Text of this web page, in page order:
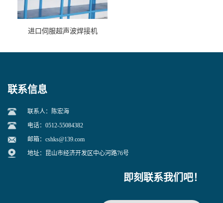
进口伺服超声波焊接机
联系信息
联系人：陈宏海
电话：0512-55084382
邮箱： cshks@139.com
地址：昆山市经济开发区中心河路76号
即刻联系我们吧！